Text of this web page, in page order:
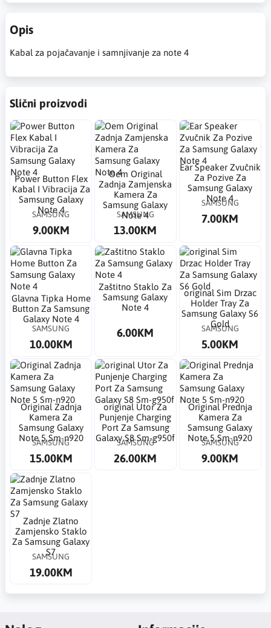
Opis
Kabal za pojačavanje i samnjivanje za note 4
Slični proizvodi
Power Button Flex
Kabal I Vibracija Za
Samsung Galaxy
Note 4
SAMSUNG
9.00KM
Oem Original
Zadnja Zamjenska
Kamera Za
Samsung Galaxy
Note 4
SAMSUNG
13.00KM
Ear Speaker Zvučnik
Za Pozive Za
Samsung Galaxy
Note 4
SAMSUNG
7.00KM
Glavna Tipka Home
Button Za Samsung
Galaxy Note 4
SAMSUNG
10.00KM
Zaštitno Staklo Za
Samsung Galaxy
Note 4
6.00KM
​original Sim Drzac
Holder Tray Za
Samsung Galaxy S6
Gold
SAMSUNG
5.00KM
Original Zadnja
Kamera Za
Samsung Galaxy
Note 5 Sm-n920
SAMSUNG
15.00KM
​original Utor Za
Punjenje Charging
Port Za Samsung
Galaxy S8 Sm-g950f
SAMSUNG
26.00KM
Original Prednja
Kamera Za
Samsung Galaxy
Note 5 Sm-n920
SAMSUNG
9.00KM
Zadnje Zlatno
Zamjensko Staklo
Za Samsung Galaxy
S7
SAMSUNG
19.00KM